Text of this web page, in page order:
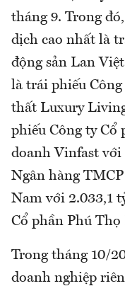
tháng 9. Trong
dịch cao nhất là
động sản Lan
là trái phiếu
thất Luxury
phiếu Công ty Cổ
doanh Vinfast với
Ngân hàng
Nam với 2.033,1
Cổ phần Phú
Trong tháng 10/
doanh nghiệp